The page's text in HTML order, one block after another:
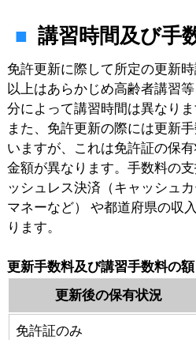
講習時間及び手
免許更新に際して所定の更新
以上はあらかじめ高齢者講習
分によって講習時間は異なりま
また、免許更新の際には更新
いますが、これは免許証の保
金額が異なります。手数料の
ッシュレス決済（キャッシュ
マネーなど） や都道府県の収
ります。
更新手数料及び講習手数料の額
更新後の保有状況
免許証のみ